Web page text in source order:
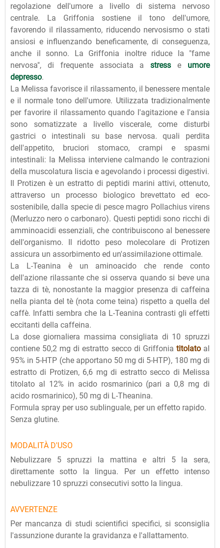
regolazione dell'umore a livello di sistema nervoso
centrale. La Griffonia sostiene il tono dell'umore,
favorendo il rilassamento, riducendo nervosismo o stati
ansiosi e influenzando beneficamente, di conseguenza,
anche il sonno. La Griffonia inoltre riduce la "fame
nervosa", di frequente associata astress e umore
depresso.
La Melissa favorisce il rilassamento, il benessere mentale
e il normale tono dell'umore. Utilizzata tradizionalmente
per favorire il rilassamento quando l'agitazione e l'ansia
sono somatizzate a livello viscerale, come disturbi
gastrici o intestinali su base nervosa. quali perdita
dell'appetito, bruciori stomaco, crampi e spasmi
intestinali: la Melissa interviene calmando le contrazioni
della muscolatura liscia e agevolando i processi digestivi.
Il Protizen è un estratto di peptidi marini attivi, ottenuto,
attraverso un processo biologico brevettato ed eco-
sostenibile, dalla specie di pesce magro Pollachius virens
(Merluzzo nero o carbonaro). Questi peptidi sono ricchi di
amminoacidi essenziali, che contribuiscono al benessere
dell'organismo. Il ridotto peso molecolare di Protizen
assicura un assorbimento ed un'assimilazione ottimale.
La L-Teanina è un aminoacido che rende conto
dell'azione rilassante che si osserva quando si beve una
tazza di tè, nonostante la maggior presenza di caffeina
nella pianta del tè (nota come teina) rispetto a quella del
caffè. Infatti sembra che la L-Teanina contrasti gli effetti
eccitanti della caffeina.
La dose giornaliera massima consigliata di 10 spruzzi
contiene 50,2 mg di estratto secco di Griffonia titolatoal
95% in 5-HTP (che apportano 50 mg di 5-HTP), 180 mg di
estratto di Protizen, 6,6 mg di estratto secco di Melissa
titolato al 12% in acido rosmarinico (pari a 0,8 mg di
acido rosmarinico), 50 mg di L-Theanina.
Formula spray per uso sublinguale, per un effetto rapido.
Senza glutine.
MODALITÀ D'USO
Nebulizzare 5 spruzzi la mattina e altri 5 la sera,
direttamente sotto la lingua. Per un effetto intenso
nebulizzare 10 spruzzi consecutivi sotto la lingua.
AVVERTENZE
Per mancanza di studi scientifici specifici, si sconsiglia
l'assunzione durante la gravidanza e l'allattamento.